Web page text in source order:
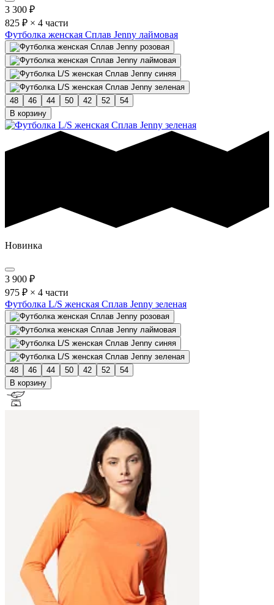
3 300 ₽
825 ₽ × 4 части
Футболка женская Сплав Jenny лаймовая
48 46 44 50 42 52
54
В корзину
Новинка
3 900 ₽
975 ₽ × 4 части
Футболка L/S женская Сплав Jenny зеленая
48 46 44 50 42 52
54
В корзину